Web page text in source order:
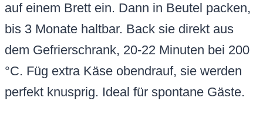
auf einem Brett ein. Dann in Beutel packen,
bis 3 Monate haltbar. Back sie direkt aus
dem Gefrierschrank, 20-22 Minuten bei 200
°C. Füg extra Käse obendrauf, sie werden
perfekt knusprig. Ideal für spontane Gäste.